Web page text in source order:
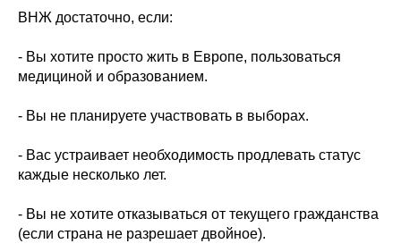
ВНЖ достаточно, если:
- Вы хотите просто жить в Европе, пользоваться
медициной и образованием.
- Вы не планируете участвовать в выборах.
- Вас устраивает необходимость продлевать статус
каждые несколько лет.
- Вы не хотите отказываться от текущего гражданства
(если страна не разрешает двойное).